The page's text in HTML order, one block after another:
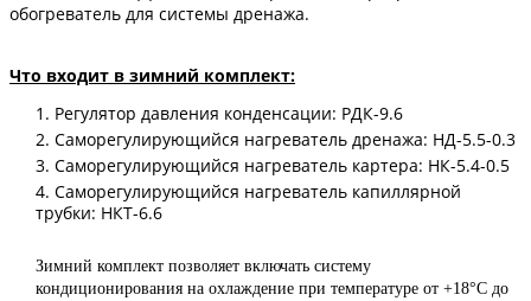
обогреватель для системы дренажа.
Что входит в зимний комплект:
1. Регулятор давления конденсации: РДК-9.6
2. Саморегулирующийся нагреватель дренажа: НД-5.5-0.3
3. Саморегулирующийся нагреватель картера: НК-5.4-0.5
4. Саморегулирующийся нагреватель капиллярной
трубки: НКТ-6.6
Зимний комплект позволяет включать систему
кондиционирования на охлаждение при температуре от +18°C до